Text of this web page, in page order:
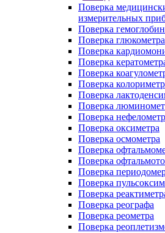
Поверка
измерительных
Поверка
Поверка глюкометра
Поверка
Поверка
Поверка
Поверка
Поверка
Поверка
Поверка
Поверка оксиметра
Поверка осмометра
Поверка
Поверка
Поверка
Поверка
Поверка
Поверка реографа
Поверка реометра
Поверка